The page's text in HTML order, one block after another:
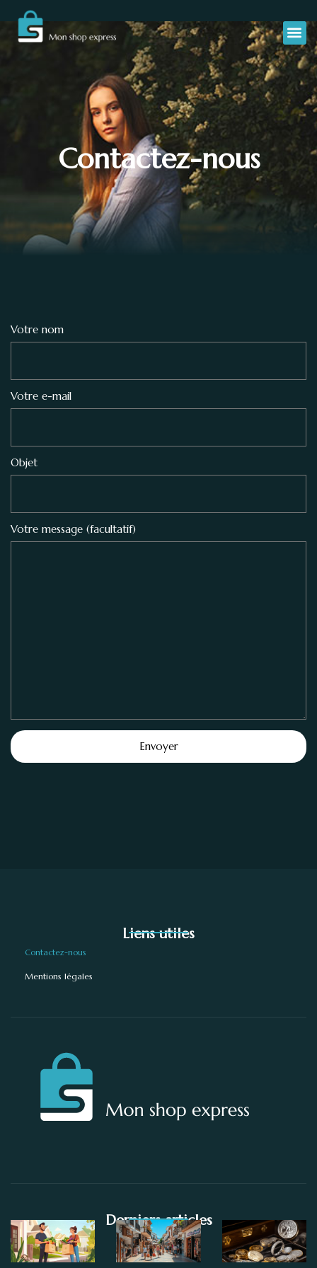
Contactez-nous
Votre nom
Votre e-mail
Objet
Votre message (facultatif)
Liens utiles
Contactez-nous
Mentions légales
Derniers articles